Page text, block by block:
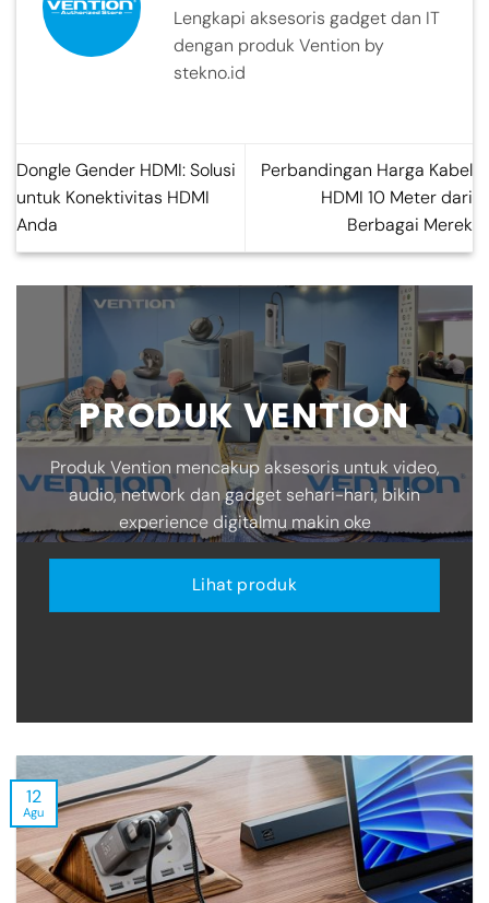
Lengkapi aksesoris gadget dan IT
dengan produk Vention by
stekno.id
Dongle Gender HDMI: Solusi
untuk Konektivitas HDMI
Anda
Perbandingan Harga Kabel
HDMI 10 Meter dari
Berbagai Merek
PRODUK VENTION
Produk Vention mencakup aksesoris untuk video,
audio, network dan gadget sehari-hari, bikin
experience digitalmu makin oke
Lihat produk
12
Agu